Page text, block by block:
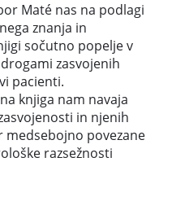
Maté nas na podlagi
znanja in
sočutno popelje v
zasvojenih
pacienti.
knjiga nam navaja
in njenih
povezane
razsežnosti